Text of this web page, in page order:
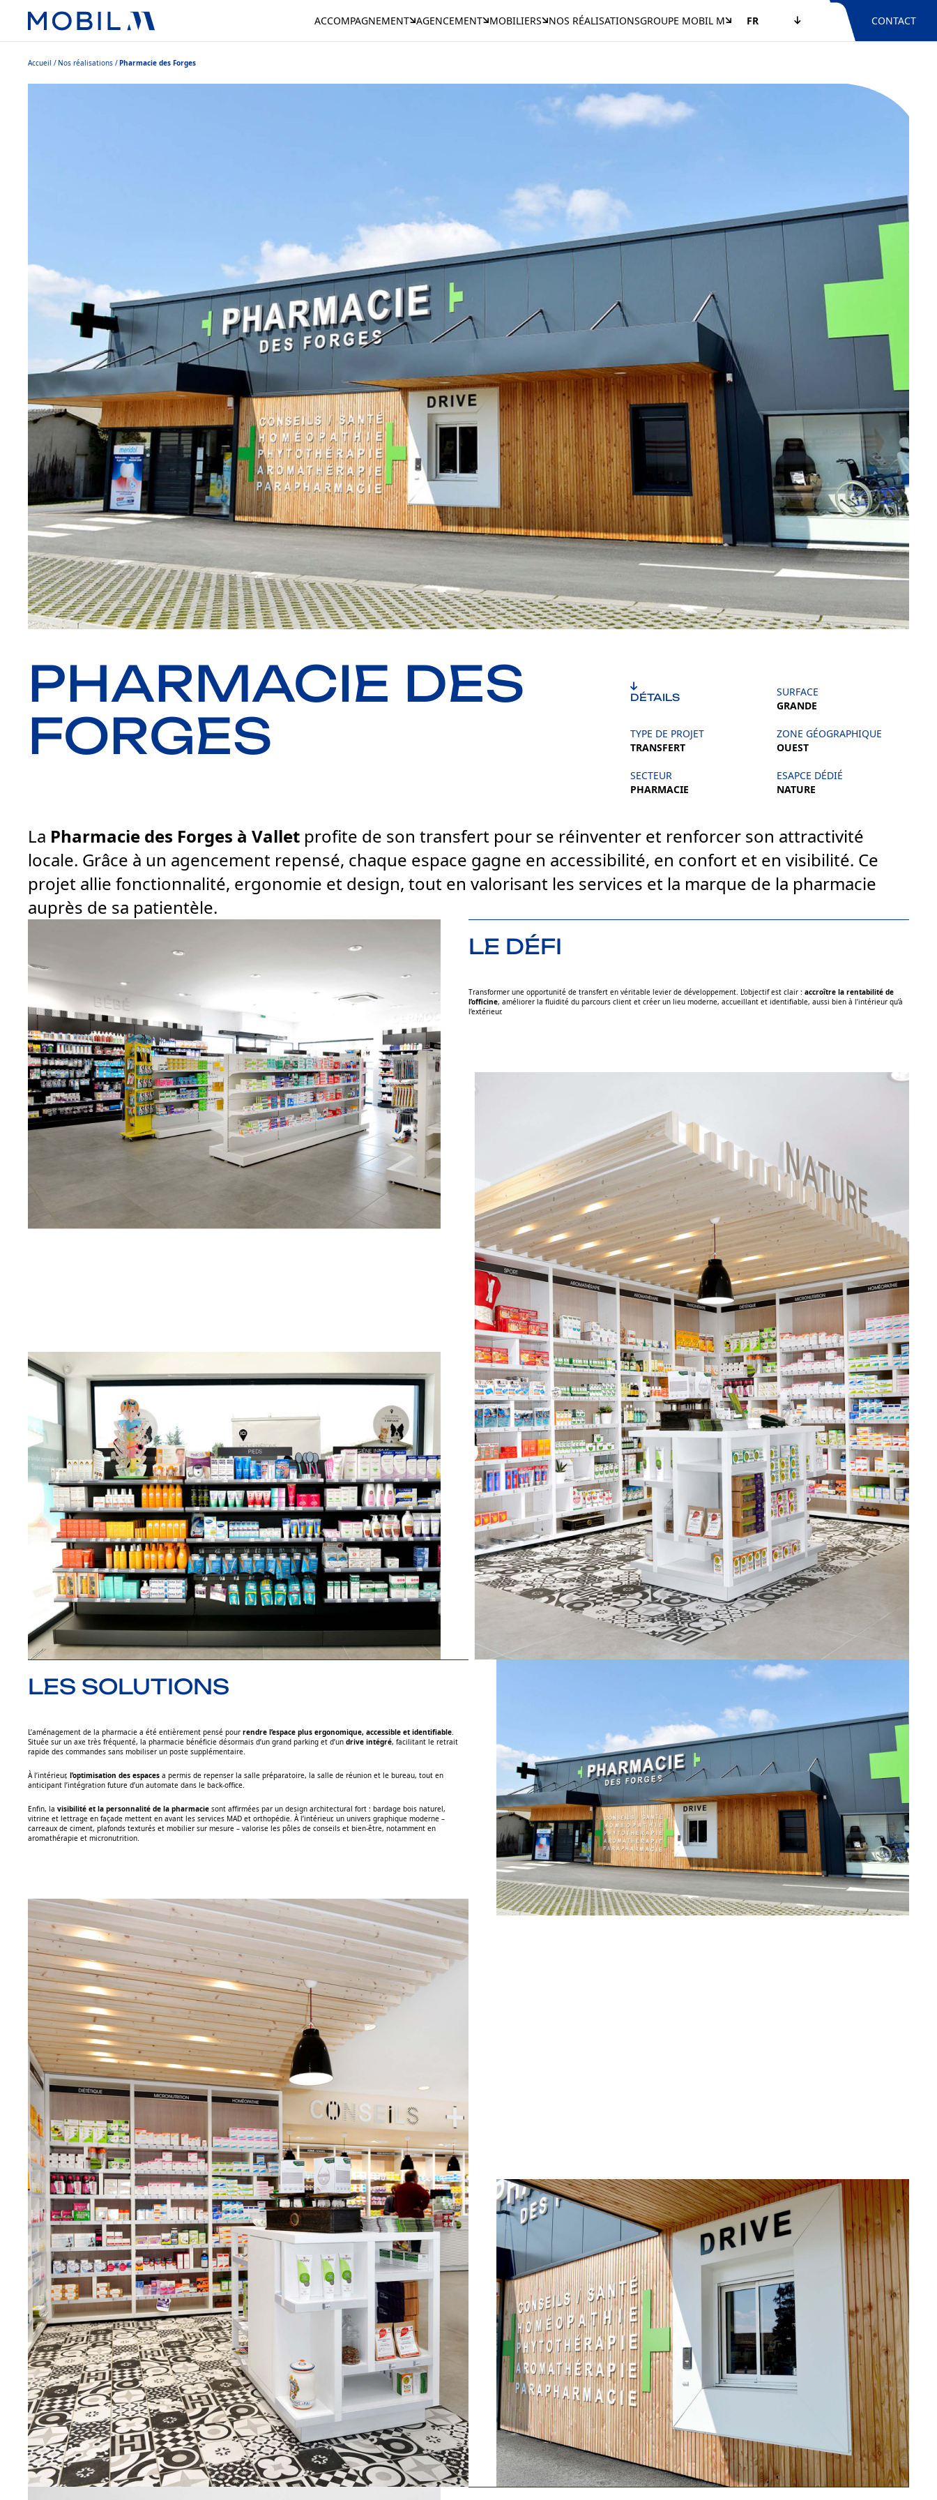
ACCOMPAGNEMENT AGENCEMENT MOBILIERS NOS RÉALISATIONSGROUPE MOBIL M FR CONTACT
Accueil Nos réalisations Pharmacie des Forges
PHARMACIE DES
FORGES
DÉTAILS
SURFACE
GRANDE
TYPE DE PROJET
TRANSFERT
ZONE GÉOGRAPHIQUE
OUEST
SECTEUR
PHARMACIE
ESAPCE DÉDIÉ
NATURE
La Pharmacie des Forges à Vallet profite de son transfert pour se réinventer et renforcer son attractivité
locale. Grâce à un agencement repensé, chaque espace gagne en accessibilité, en confort et en visibilité. Ce
projet allie fonctionnalité, ergonomie et design, tout en valorisant les services et la marque de la pharmacie
auprès de sa patientèle.
LE DÉFI
Transformer une opportunité de transfert en véritable levier de développement. L’objectif est clair : accroître la rentabilité de
l’officine, améliorer la fluidité du parcours client et créer un lieu moderne, accueillant et identifiable, aussi bien à l’intérieur qu’à
l’extérieur.
LES SOLUTIONS
L’aménagement de la pharmacie a été entièrement pensé pour rendre l’espace plus ergonomique, accessible et identifiable.
Située sur un axe très fréquenté, la pharmacie bénéficie désormais d’un grand parking et d’un drive intégré, facilitant le retrait
rapide des commandes sans mobiliser un poste supplémentaire.
À l’intérieur, l’optimisation des espaces a permis de repenser la salle préparatoire, la salle de réunion et le bureau, tout en
anticipant l’intégration future d’un automate dans le back-office.
Enfin, la visibilité et la personnalité de la pharmacie sont affirmées par un design architectural fort : bardage bois naturel,
vitrine et lettrage en façade mettent en avant les services MAD et orthopédie. À l’intérieur, un univers graphique moderne –
carreaux de ciment, plafonds texturés et mobilier sur mesure – valorise les pôles de conseils et bien-être, notamment en
aromathérapie et micronutrition.